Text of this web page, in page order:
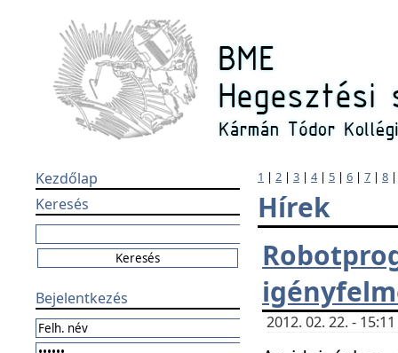
Kezdőlap
Keresés
Bejelentkezés
1 | 2 | 3 | 4| 5 | 6 | 7 | 8
Hírek
2012. 02. 22. -